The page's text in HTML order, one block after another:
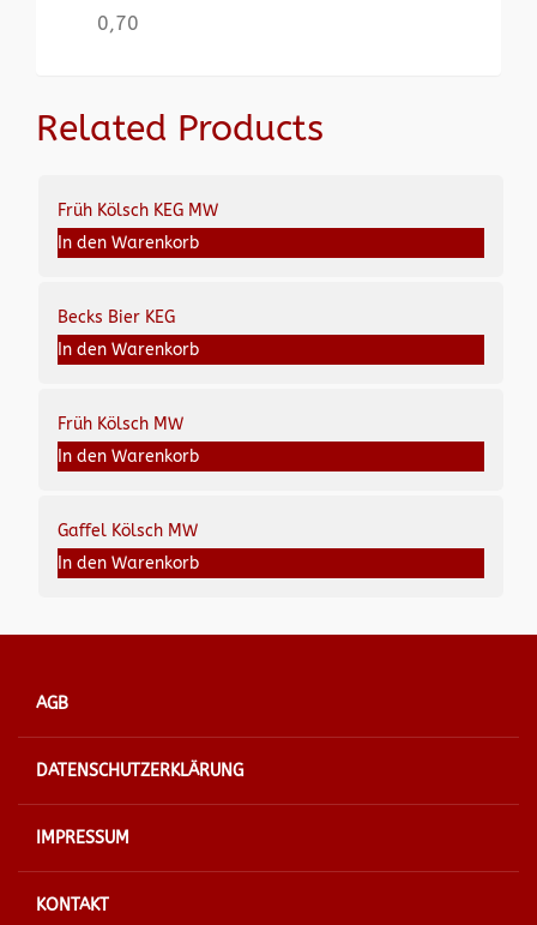
0,70
Related Products
Früh Kölsch KEG MW
In den Warenkorb
Becks Bier KEG
In den Warenkorb
Früh Kölsch MW
In den Warenkorb
Gaffel Kölsch MW
In den Warenkorb
AGB
DATENSCHUTZERKLÄRUNG
IMPRESSUM
KONTAKT